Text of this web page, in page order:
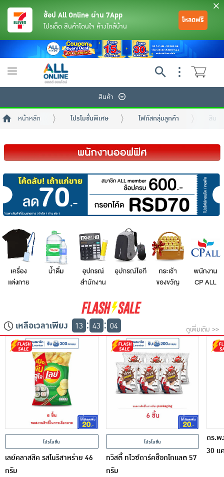
ย้อนกลับ
เครื่องดื่มและผงชงดื่ม
เครื่องปรุงรสและของแห้ง
ขนมขบเคี้ยว และช็อคโกแลต
อาหารสด ผัก ผลไม้และเบเกอรี่
ย้อนกลับ
ย้อนกลับ
ย้อนกลับ
ย้อนกลับ
ย้อนกลับ
ย้อนกลับ
ย้อนกลับ
มือถือ
ย้อนกลับ
ย้อนกลับ
พระเครื่อง test pop
ย้อนกลับ
ช้อป All Online ผ่าน 7App
โปรเด็ด สินค้าโดนใจ ห้างใกล้บ้าน
โหลดฟรี
Toggle
สินค้า
หน้าหลัก โปรโมชั่นพิเศษ โฟกัสกลุ่มลูกค้า สินค้
เหลือเวลาเพียง 13 43 03 ดูเพิ่มเติม >>
โปรโมชั่น
เลย์คลาสสิค รสโนริสาหร่าย 46
กรัม
โปรโมชั่น
ทวิสตี้ ทไวซ์ดาร์คช็อกโกแลต 57
กรัม
ดร.พ
30 แ